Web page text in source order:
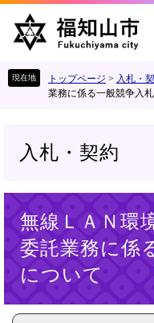
へ
トップページ > 入札・
業務に係る一般競争入
入札・契約
無線ＬＡＮ環
委託業務に係
について